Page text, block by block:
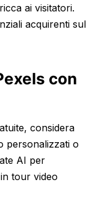
ai visitatori.
acquirenti sul
con
considera
personalizzati o
AI per
tour video